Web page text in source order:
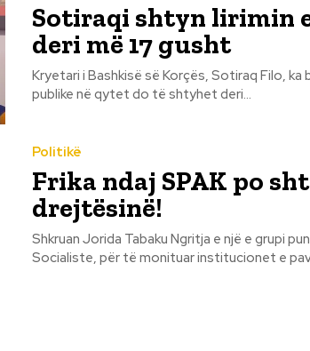
Sotiraqi shtyn lirimin
deri më 17 gusht
Kryetari i Bashkisë së Korçës, Sotiraq Filo, ka
publike në qytet do të shtyhet deri...
Politikë
Frika ndaj SPAK po
drejtësinë!
Shkruan Jorida Tabaku Ngritja e një e grupi pune nga një forcë e vetme partiake, pra nga Partia
Socialiste, për të monituar institucionet e